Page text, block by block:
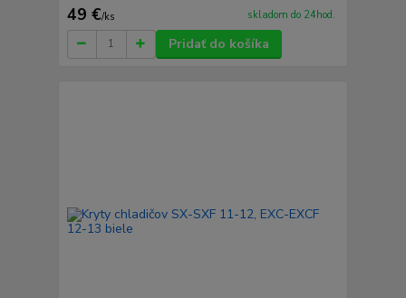
49 €/ks skladom do 24hod.
Pridať do košíka